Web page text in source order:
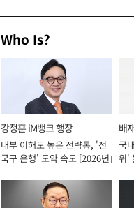
Who Is?
강정훈 iM뱅크 행장
내부 이해도 높은 전략통, '전
국구 은행' 도약 속도 [2026년]
배
표
국
위'